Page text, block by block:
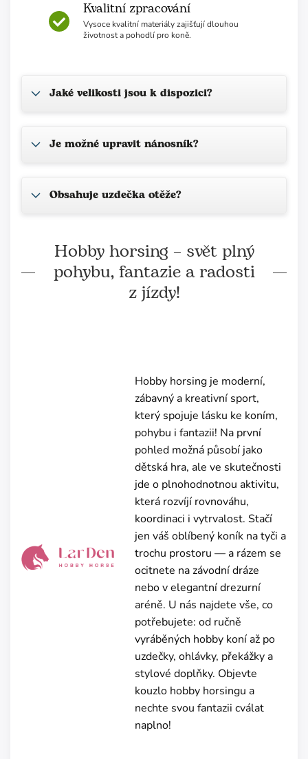
Kvalitní zpracování
Vysoce kvalitní materiály zajišťují dlouhou
životnost a pohodlí pro koně.
Jaké velikosti jsou k dispozici?
Je možné upravit nánosník?
Obsahuje uzdečka otěže?
Hobby horsing – svět plný
pohybu, fantazie a radosti
z jízdy!
Hobby horsing je moderní,
zábavný a kreativní sport,
který spojuje lásku ke koním,
pohybu i fantazii! Na první
pohled možná působí jako
dětská hra, ale ve skutečnosti
jde o plnohodnotnou aktivitu,
která rozvíjí rovnováhu,
koordinaci i vytrvalost. Stačí
jen váš oblíbený koník na tyči a
trochu prostoru — a rázem se
ocitnete na závodní dráze
nebo v elegantní drezurní
aréně. U nás najdete vše, co
potřebujete: od ručně
vyráběných hobby koní až po
uzdečky, ohlávky, překážky a
stylové doplňky. Objevte
kouzlo hobby horsingu a
nechte svou fantazii cválat
naplno!